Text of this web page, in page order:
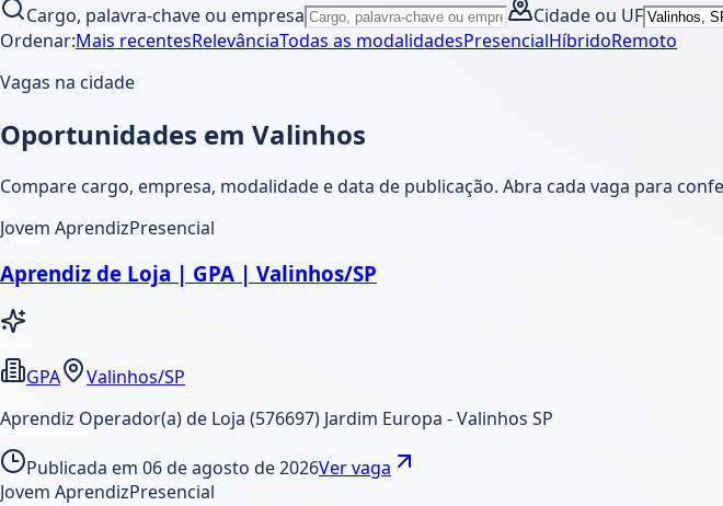
Cargo, palavra-chave ou empresa Cidade ou UF
Ordenar:Mais recentesRelevânciaTodas as modalidadesPresencialHíbridoRemoto
Vagas na cidade
Oportunidades em Valinhos
Compare cargo, empresa, modalidade e data de publicação. Abra cada vaga para
Jovem AprendizPresencial
Aprendiz de Loja | GPA | Valinhos/SP
GPA
Valinhos/SP
Aprendiz Operador(a) de Loja (576697) Jardim Europa - Valinhos SP
Publicada em 06 de agosto de 2026Ver vaga
Jovem AprendizPresencial